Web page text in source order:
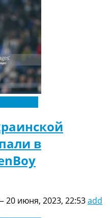
в
20 июня, 2023, 22:53add